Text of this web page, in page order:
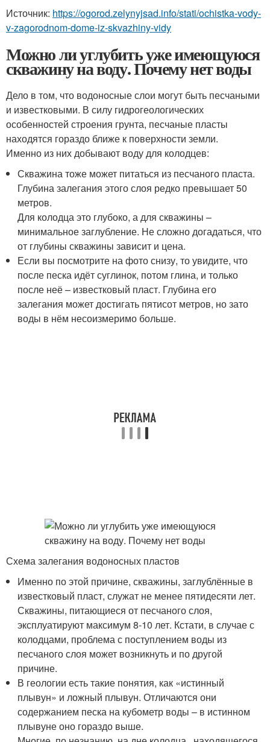
Источник: https://ogorod.zelynyjsad.info/stati/ochistka-vody-
v-zagorodnom-dome-iz-skvazhiny-vidy
Можно ли углубить уже имеющуюся
скважину на воду. Почему нет воды
Дело в том, что водоносные слои могут быть песчаными
и известковыми. В силу гидрогеологических
особенностей строения грунта, песчаные пласты
находятся гораздо ближе к поверхности земли.
Именно из них добывают воду для колодцев:
Скважина тоже может питаться из песчаного пласта.
Глубина залегания этого слоя редко превышает 50
метров.
Для колодца это глубоко, а для скважины –
минимальное заглубление. Не сложно догадаться, что
от глубины скважины зависит и цена.
Если вы посмотрите на фото снизу, то увидите, что
после песка идёт суглинок, потом глина, и только
после неё – известковый пласт. Глубина его
залегания может достигать пятисот метров, но зато
воды в нём несоизмеримо больше.
Схема залегания водоносных пластов
Именно по этой причине, скважины, заглублённые в
известковый пласт, служат не менее пятидесяти лет.
Скважины, питающиеся от песчаного слоя,
эксплуатируют максимум 8-10 лет. Кстати, в случае с
колодцами, проблема с поступлением воды из
песчаного слоя может возникнуть и по другой
причине.
В геологии есть такие понятия, как «истинный
плывун» и ложный плывун. Отличаются они
содержанием песка на кубометр воды – в истинном
плывуне оно гораздо выше.